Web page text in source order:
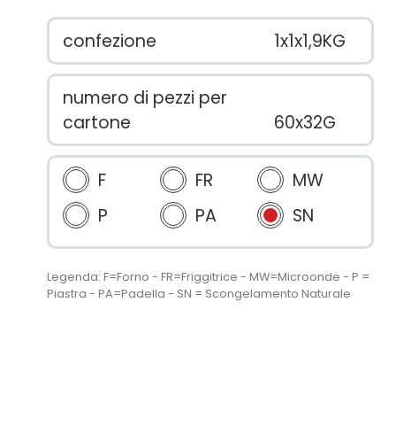
confezione 1x1x1,9KG
numero di pezzi per
cartone
60x32G
F FR
MW
P
PA SN
Legenda: F=Forno - FR=Friggitrice - MW=Microonde - P =
Piastra - PA=Padella - SN = Scongelamento Naturale